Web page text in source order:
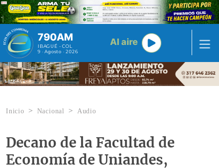
Pasar al contenido principal
790AM
IBAGUÉ - COL
9 · Agosto · 2026
Al aire
Inicio Nacional Audio
Decano de la Facultad de
Economía de Uniandes,